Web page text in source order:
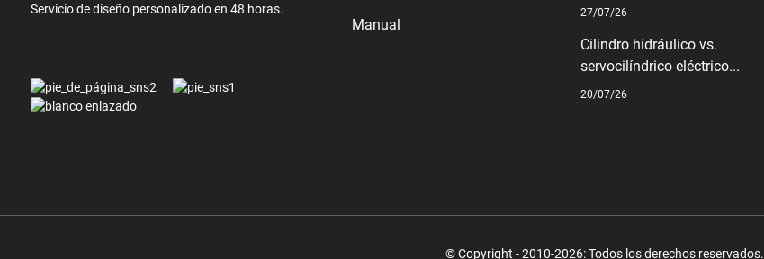
Servicio de diseño personalizado en 48 horas.
Manual
27/07/26
Cilindro hidráulico vs.
servocilíndrico eléctrico...
20/07/26
© Copyright - 2010-2026: Todos los derechos reservados.